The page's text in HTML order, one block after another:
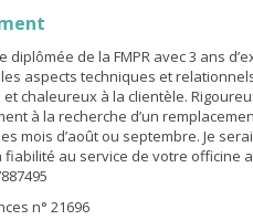
diplômée de la FMPR avec 3 ans
aspects techniques et
chaleureux à la clientèle.
à la recherche d’un
mois d’août ou septembre. Je
fiabilité au service de votre officine
n° 21696